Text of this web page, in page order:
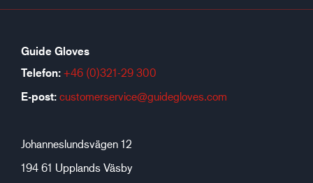
Guide Gloves
Telefon: +46 (0)321-29 300
E-post: customerservice@guidegloves.com
Johanneslundsvägen 12
194 61 Upplands Väsby